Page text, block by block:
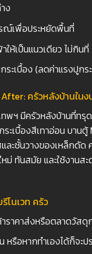
ง
ณ์เพื่อประหยัดพื้นที่
ให้เป็นแนวเดียว ไม่กินที่
ะเบื้อง (ลดค่าแรงปูกร
ครัวหลังบ้านใน
พฯ มีครัวหลังบ้านที่ทรุ
ะเบื้องสีเทาอ่อน บานตู้
ะชั้นวางของเหล็กดัด
ม่ ทันสมัย และใช้งานส
โนเวท ครัว
ราคาส่งหรือตลาดวัสดุ
หรือหากทำเองได้ก็จะป